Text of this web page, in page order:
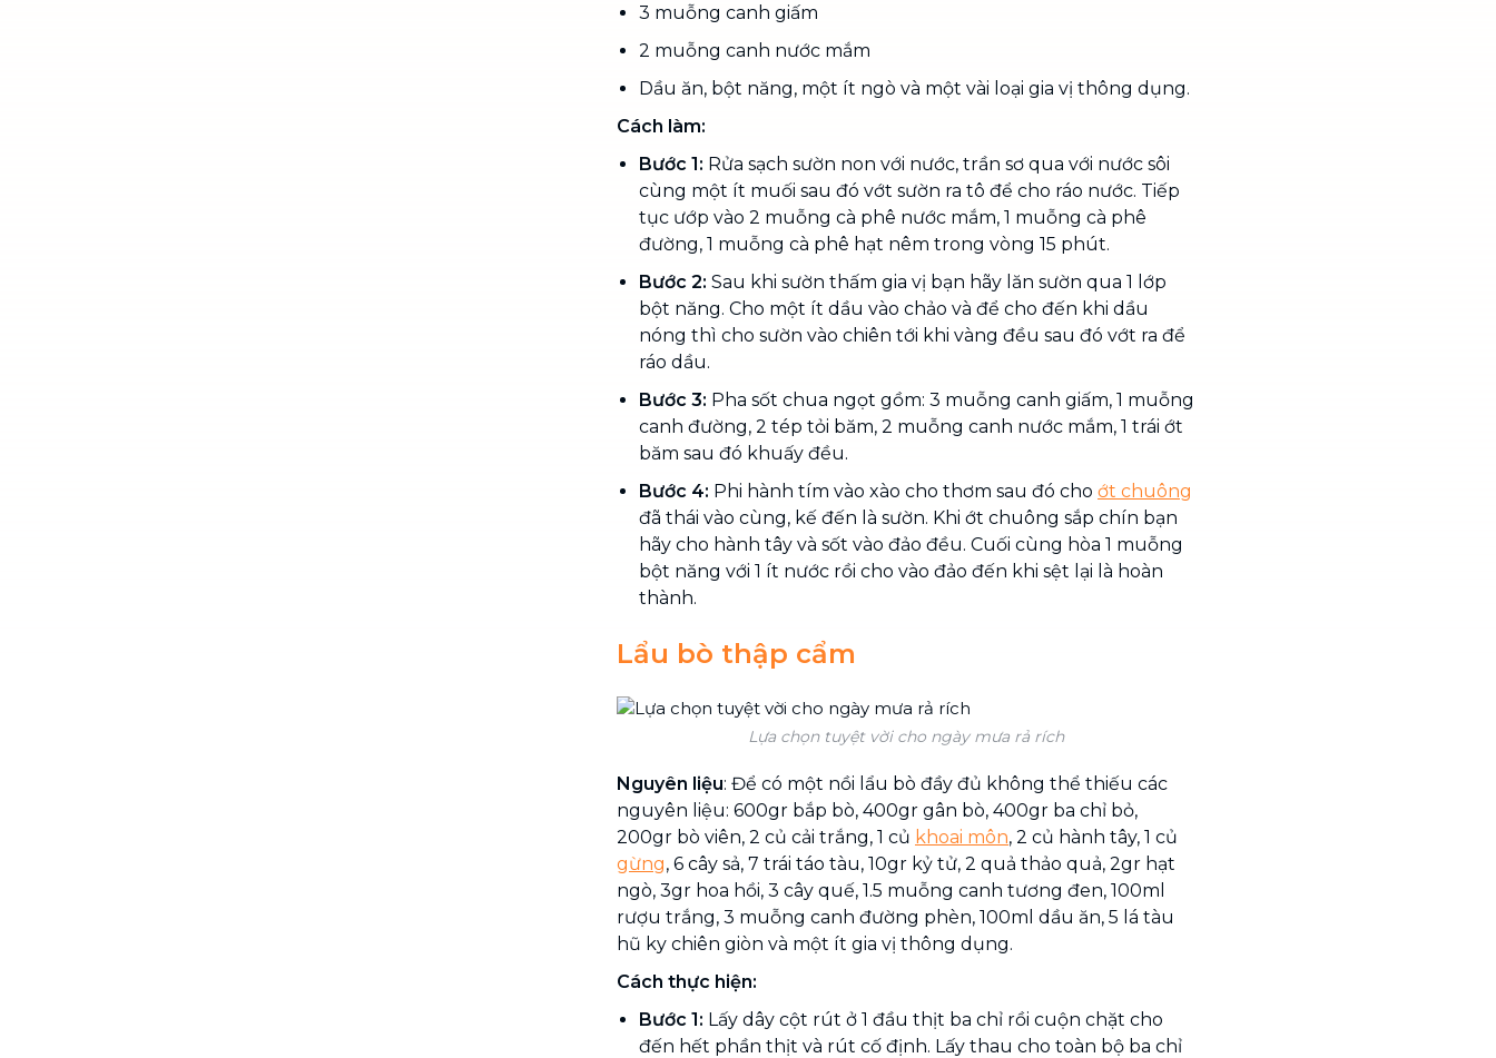
3 muỗng canh giấm
2 muỗng canh nước mắm
Dầu ăn, bột năng, một ít ngò và một vài loại gia vị thông dụng.
Cách làm:
Bước 1: Rửa sạch sườn non với nước, trần sơ qua với nước sôi
cùng một ít muối sau đó vớt sườn ra tô để cho ráo nước. Tiếp
tục ướp vào 2 muỗng cà phê nước mắm, 1 muỗng cà phê
đường, 1 muỗng cà phê hạt nêm trong vòng 15 phút.
Bước 2: Sau khi sườn thấm gia vị bạn hãy lăn sườn qua 1 lớp
bột năng. Cho một ít dầu vào chảo và để cho đến khi dầu
nóng thì cho sườn vào chiên tới khi vàng đều sau đó vớt ra để
ráo dầu.
Bước 3: Pha sốt chua ngọt gồm: 3 muỗng canh giấm, 1 muỗng
canh đường, 2 tép tỏi băm, 2 muỗng canh nước mắm, 1 trái ớt
băm sau đó khuấy đều.
Bước 4: Phi hành tím vào xào cho thơm sau đó cho ớt chuông
đã thái vào cùng, kế đến là sườn. Khi ớt chuông sắp chín bạn
hãy cho hành tây và sốt vào đảo đều. Cuối cùng hòa 1 muỗng
bột năng với 1 ít nước rồi cho vào đảo đến khi sệt lại là hoàn
thành.
Lẩu bò thập cẩm
Lựa chọn tuyệt vời cho ngày mưa rả rích
Nguyên liệu: Để có một nồi lẩu bò đầy đủ không thể thiếu các
nguyên liệu: 600gr bắp bò, 400gr gân bò, 400gr ba chỉ bỏ,
200gr bò viên, 2 củ cải trắng, 1 củ khoai môn, 2 củ hành tây, 1 củ
gừng, 6 cây sả, 7 trái táo tàu, 10gr kỷ tử, 2 quả thảo quả, 2gr hạt
ngò, 3gr hoa hồi, 3 cây quế, 1.5 muỗng canh tương đen, 100ml
rượu trắng, 3 muỗng canh đường phèn, 100ml dầu ăn, 5 lá tàu
hũ ky chiên giòn và một ít gia vị thông dụng.
Cách thực hiện:
Bước 1: Lấy dây cột rút ở 1 đầu thịt ba chỉ rồi cuộn chặt cho
đến hết phần thịt và rút cố định. Lấy thau cho toàn bộ ba chỉ